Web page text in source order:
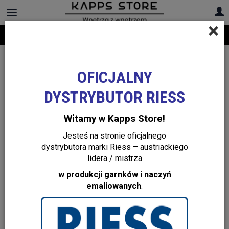
+48 22 299 19 84
×
OFICJALNY
DYSTRYBUTOR RIESS
Witamy w Kapps Store!
Jesteś na stronie oficjalnego
dystrybutora marki Riess – austriackiego
lidera / mistrza
w produkcji garnków i naczyń
emaliowanych.